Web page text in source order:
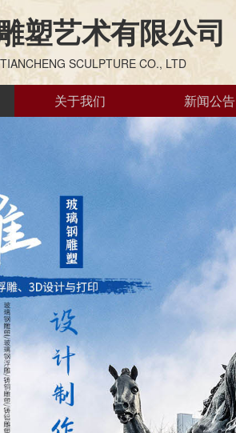
塑艺术有限公司
SCULPTURE CO., LTD
关于我们 新闻公告